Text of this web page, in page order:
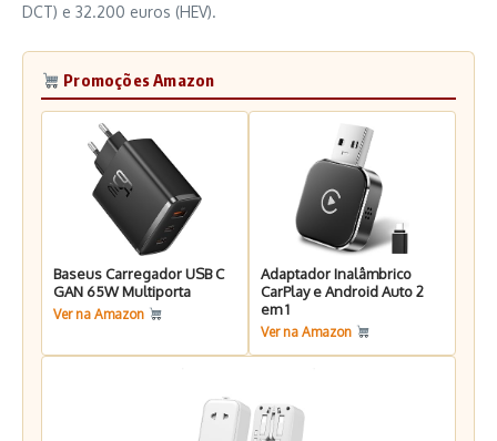
DCT) e 32.200 euros (HEV).
Promoções Amazon
Baseus Carregador USB C
GAN 65W Multiporta
Ver na Amazon
Adaptador Inalâmbrico
CarPlay e Android Auto 2
em 1
Ver na Amazon